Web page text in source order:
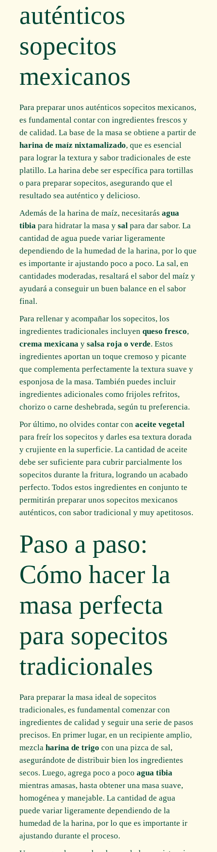
auténticos
sopecitos
mexicanos
Para preparar unos auténticos sopecitos mexicanos,
es fundamental contar con ingredientes frescos y
de calidad. La base de la masa se obtiene a partir de
harina de maíz nixtamalizado, que es esencial
para lograr la textura y sabor tradicionales de este
platillo. La harina debe ser específica para tortillas
o para preparar sopecitos, asegurando que el
resultado sea auténtico y delicioso.
Además de la harina de maíz, necesitarásagua
tibia para hidratar la masa ysal para dar sabor. La
cantidad de agua puede variar ligeramente
dependiendo de la humedad de la harina, por lo que
es importante ir ajustando poco a poco. La sal, en
cantidades moderadas, resaltará el sabor del maíz y
ayudará a conseguir un buen balance en el sabor
final.
Para rellenar y acompañar los sopecitos, los
ingredientes tradicionales incluyenqueso fresco,
crema mexicana ysalsa roja o verde. Estos
ingredientes aportan un toque cremoso y picante
que complementa perfectamente la textura suave y
esponjosa de la masa. También puedes incluir
ingredientes adicionales como frijoles refritos,
chorizo o carne deshebrada, según tu preferencia.
Por último, no olvides contar conaceite vegetal
para freír los sopecitos y darles esa textura dorada
y crujiente en la superficie. La cantidad de aceite
debe ser suficiente para cubrir parcialmente los
sopecitos durante la fritura, logrando un acabado
perfecto. Todos estos ingredientes en conjunto te
permitirán preparar unos sopecitos mexicanos
auténticos, con sabor tradicional y muy apetitosos.
Paso a paso:
Cómo hacer la
masa perfecta
para sopecitos
tradicionales
Para preparar la masa ideal de sopecitos
tradicionales, es fundamental comenzar con
ingredientes de calidad y seguir una serie de pasos
precisos. En primer lugar, en un recipiente amplio,
mezclaharina de trigo con una pizca de sal,
asegurándote de distribuir bien los ingredientes
secos. Luego, agrega poco a pocoagua tibia
mientras amasas, hasta obtener una masa suave,
homogénea y manejable. La cantidad de agua
puede variar ligeramente dependiendo de la
humedad de la harina, por lo que es importante ir
ajustando durante el proceso.